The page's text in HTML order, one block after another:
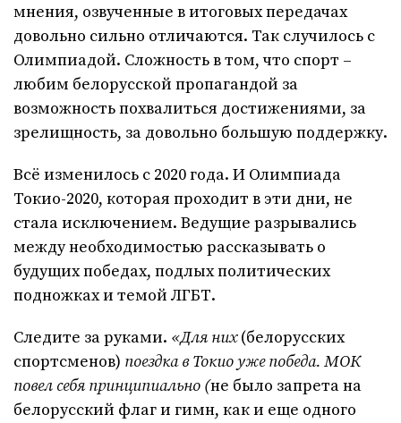
мнения, озвученные в итоговых передачах
довольно сильно отличаются. Так случилось с
Олимпиадой. Сложность в том, что спорт –
любим белорусской пропагандой за
возможность похвалиться достижениями, за
зрелищность, за довольно большую поддержку.
Всё изменилось с 2020 года. И Олимпиада
Токио-2020, которая проходит в эти дни, не
стала исключением. Ведущие разрывались
между необходимостью рассказывать о
будущих победах, подлых политических
подножках и темой ЛГБТ.
Следите за руками. «Для них(белорусских
спортсменов) поездка в Токио уже победа. МОК
повел себя принципиально (не было запрета на
белорусский флаг и гимн, как и еще одного